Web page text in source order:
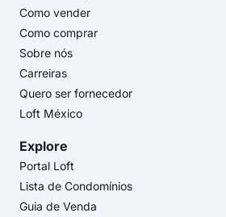
Como vender
Como comprar
Sobre nós
Carreiras
Quero ser fornecedor
Loft México
Explore
Portal Loft
Lista de Condomínios
Guia de Venda